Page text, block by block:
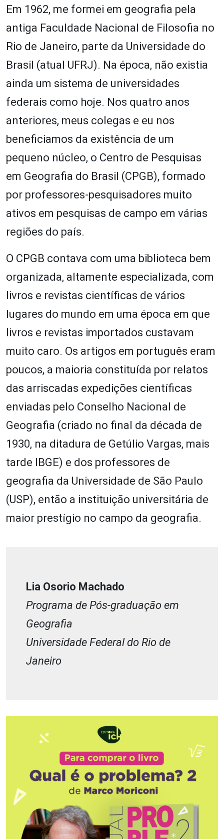
Em 1962, me formei em geografia pela
antiga Faculdade Nacional de Filosofia no
Rio de Janeiro, parte da Universidade do
Brasil (atual UFRJ). Na época, não existia
ainda um sistema de universidades
federais como hoje. Nos quatro anos
anteriores, meus colegas e eu nos
beneficiamos da existência de um
pequeno núcleo, o Centro de Pesquisas
em Geografia do Brasil (CPGB), formado
por professores-pesquisadores muito
ativos em pesquisas de campo em várias
regiões do país.
O CPGB contava com uma biblioteca bem
organizada, altamente especializada, com
livros e revistas científicas de vários
lugares do mundo em uma época em que
livros e revistas importados custavam
muito caro. Os artigos em português eram
poucos, a maioria constituída por relatos
das arriscadas expedições científicas
enviadas pelo Conselho Nacional de
Geografia (criado no final da década de
1930, na ditadura de Getúlio Vargas, mais
tarde IBGE) e dos professores de
geografia da Universidade de São Paulo
(USP), então a instituição universitária de
maior prestígio no campo da geografia.
Lia Osorio Machado
Programa de Pós-graduação em
Geografia
Universidade Federal do Rio de
Janeiro